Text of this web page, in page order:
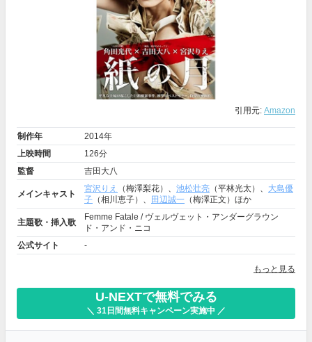
引用元: Amazon
制作年
2014年
上映時間
126分
監督
吉田大八
メインキャスト
宮沢りえ （梅澤梨花）、 池松壮亮 （平林光太）、 大島優
子 （相川恵子）、 田辺誠一 （梅澤正文）ほか
主題歌・挿入歌
Femme Fatale / ヴェルヴェット・アンダーグラウン
ド・アンド・ニコ
公式サイト
-
もっと見る
U-NEXTで無料でみる
＼ 31日間無料キャンペーン実施中 ／